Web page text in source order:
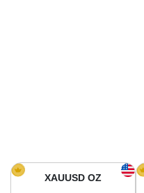
Precio del Oro hoy en
XAUUSD OZ